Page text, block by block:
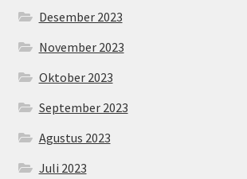
Desember 2023
November 2023
Oktober 2023
September 2023
Agustus 2023
Juli 2023